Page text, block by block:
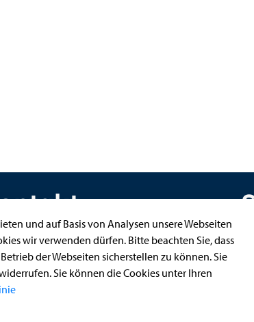
Aachen
und auf Basis von Analysen unsere Webseiten
wir verwenden dürfen. Bitte beachten Sie, dass
der Webseiten sicherstellen zu können. Sie
Sie können die Cookies unter Ihren